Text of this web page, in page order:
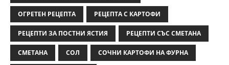
ОГРЕТЕН РЕЦЕПТА РЕЦЕПТА С КАРТОФИ
РЕЦЕПТИ ЗА ПОСТНИ ЯСТИЯ РЕЦЕПТИ СЪС СМЕТАНА
СМЕТАНА СОЛ СОЧНИ КАРТОФИ НА ФУРНА